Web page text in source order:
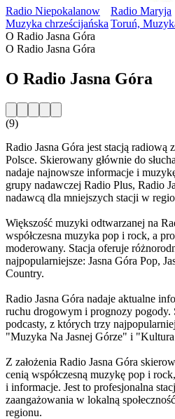
Radio Niepokalanow
Muzyka chrześcijańska
Radio Maryja
Toruń,
O Radio Jasna Góra
O Radio Jasna Góra
O Radio Jasna Góra
(9)
Radio Jasna Góra jest stacją radiową
Polsce. Skierowany głównie do
nadaje najnowsze informacje i
grupy nadawczej Radio Plus, Radio
nadawcą dla mniejszych stacji w
Większość muzyki odtwarzanej na
współczesna muzyka pop i rock, a
moderowany. Stacja oferuje
najpopularniejsze: Jasna Góra Pop,
Country.
Radio Jasna Góra nadaje aktualne
ruchu drogowym i prognozy pogody.
podcasty, z których trzy
"Muzyka Na Jasnej Górze" i
Z założenia Radio Jasna Góra
cenią współczesną muzykę pop i
i informacje. Jest to profesjonalna
zaangażowania w lokalną
regionu.